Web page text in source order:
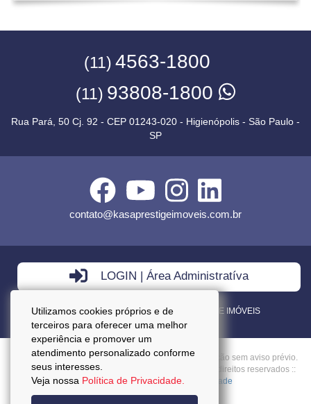
Utilizamos cookies próprios e de
terceiros para oferecer uma melhor
experiência e promover um
atendimento personalizado conforme
seus interesses.
Veja nossa Política de Privacidade.
(11) 4563-1800
(11) 93808-1800
Rua Pará, 50 Cj. 92 - CEP 01243-020 - Higienópolis - São Paulo -
SP
contato@kasaprestigeimoveis.com.br
LOGIN | Área Administratíva
VENDA - LOCAÇÃO - ADMINISTRAÇÃO DE IMÓVEIS
Preços mencionados neste site estão sujeitos a alteração sem aviso prévio.
Copyright © 2026 - Kasa Prestige Imoveis :: Todos os direitos reservados ::
CRECI: J27037 ::Política da Privacidade